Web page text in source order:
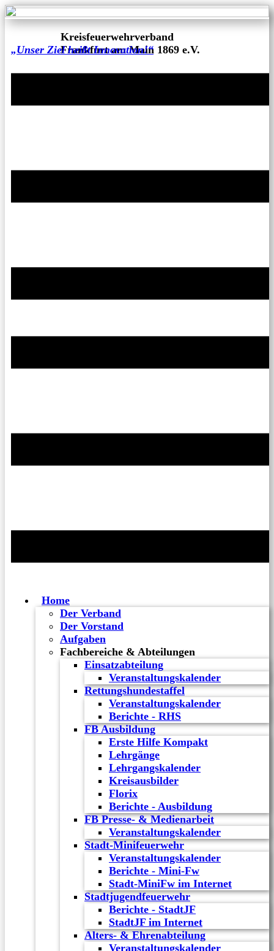
Kreisfeuerwehrverband
Frankfurt am Main 1869 e.V.
„Unser Ziel heißt Innovation!“
Home
Der Verband
Der Vorstand
Aufgaben
Fachbereiche & Abteilungen
Einsatzabteilung
Veranstaltungskalender
Rettungshundestaffel
Veranstaltungskalender
Berichte - RHS
FB Ausbildung
Erste Hilfe Kompakt
Lehrgänge
Lehrgangskalender
Kreisausbilder
Florix
Berichte - Ausbildung
FB Presse- & Medienarbeit
Veranstaltungskalender
Stadt-Minifeuerwehr
Veranstaltungskalender
Berichte - Mini-Fw
Stadt-MiniFw im Internet
Stadtjugendfeuerwehr
Berichte - StadtJF
StadtJF im Internet
Alters- & Ehrenabteilung
Veranstaltungskalender